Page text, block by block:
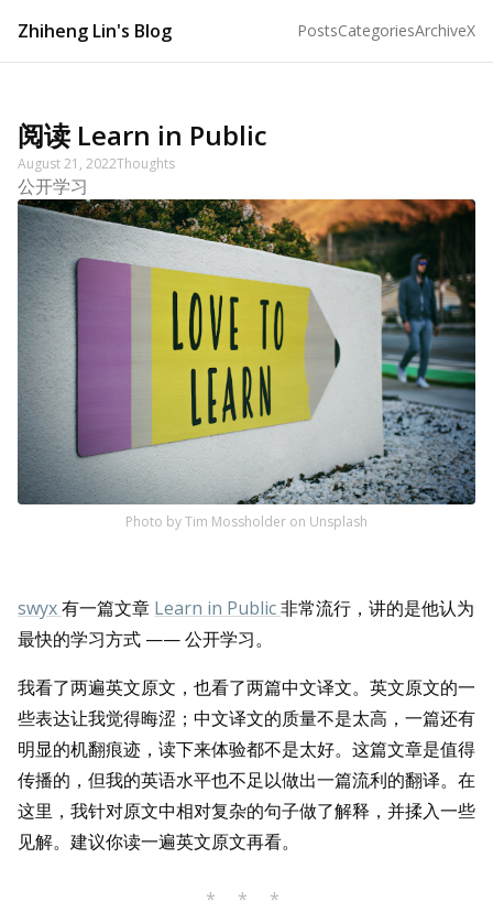
Zhiheng Lin's Blog PostsCategoriesArchiveX
阅读 Learn in Public
August 21, 2022Thoughts
公开学习
Photo byTim Mossholder on Unsplash
swyx有一篇文章 Learn in Public非常流行，讲的是他认为
最快的学习方式 —— 公开学习。
我看了两遍英文原文，也看了两篇中文译文。英文原文的一
些表达让我觉得晦涩；中文译文的质量不是太高，一篇还有
明显的机翻痕迹，读下来体验都不是太好。这篇文章是值得
传播的，但我的英语水平也不足以做出一篇流利的翻译。在
这里，我针对原文中相对复杂的句子做了解释，并揉入一些
见解。建议你读一遍英文原文再看。
* * *